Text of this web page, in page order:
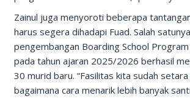
Zainul juga menyoroti beberapa
harus segera dihadapi Fuad. Salah
pengembangan Boarding School Program
pada tahun ajaran 2025/2026 berhasil
30 murid baru. “Fasilitas kita sudah
bagaimana cara menarik lebih banyak